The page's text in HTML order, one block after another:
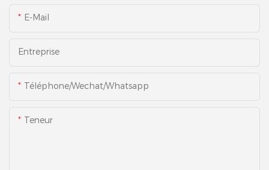
E-Mail
Entreprise
Téléphone/Wechat/Whatsapp
Teneur